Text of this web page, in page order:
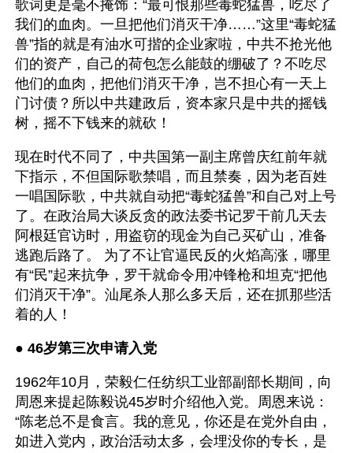
歌词更是毫不掩饰：“最可恨那些毒蛇猛兽，吃尽了
我们的血肉。一旦把他们消灭干净……”这里“毒蛇猛
兽”指的就是有油水可揩的企业家啦，中共不抢光他
们的资产，自己的荷包怎么能鼓的绷破了？不吃尽
他们的血肉，把他们消灭干净，岂不担心有一天上
门讨债？所以中共建政后，资本家只是中共的摇钱
树，摇不下钱来的就砍！
现在时代不同了，中共国第一副主席曾庆红前年就
下指示，不但国际歌禁唱，而且禁奏，因为老百姓
一唱国际歌，中共就自动把“毒蛇猛兽”和自己对上号
了。在政治局大谈反贪的政法委书记罗干前几天去
阿根廷官访时，用盗窃的现金为自己买矿山，准备
逃跑后路了。 为了不让官逼民反的火焰高涨，哪里
有“民”起来抗争，罗干就命令用冲锋枪和坦克“把他
们消灭干净”。汕尾杀人那么多天后，还在抓那些活
着的人！
● 46岁第三次申请入党
1962年10月，荣毅仁任纺织工业部副部长期间，向
周恩来提起陈毅说45岁时介绍他入党。周恩来说：
“陈老总不是食言。我的意见，你还是在党外自由，
如进入党内，政治活动太多，会埋没你的专长，是